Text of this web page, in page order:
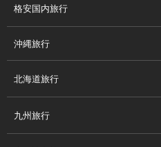
格安国内旅行
沖縄旅行
北海道旅行
九州旅行